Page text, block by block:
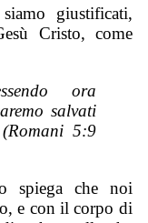
giustificati,
Cristo, come
ora
salvati
5:9
spiega che noi
e con il corpo di